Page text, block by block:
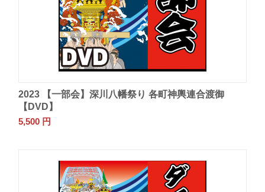
2023 【一部会】深川八幡祭り 各町神輿連合渡御
【DVD】
5,500 円